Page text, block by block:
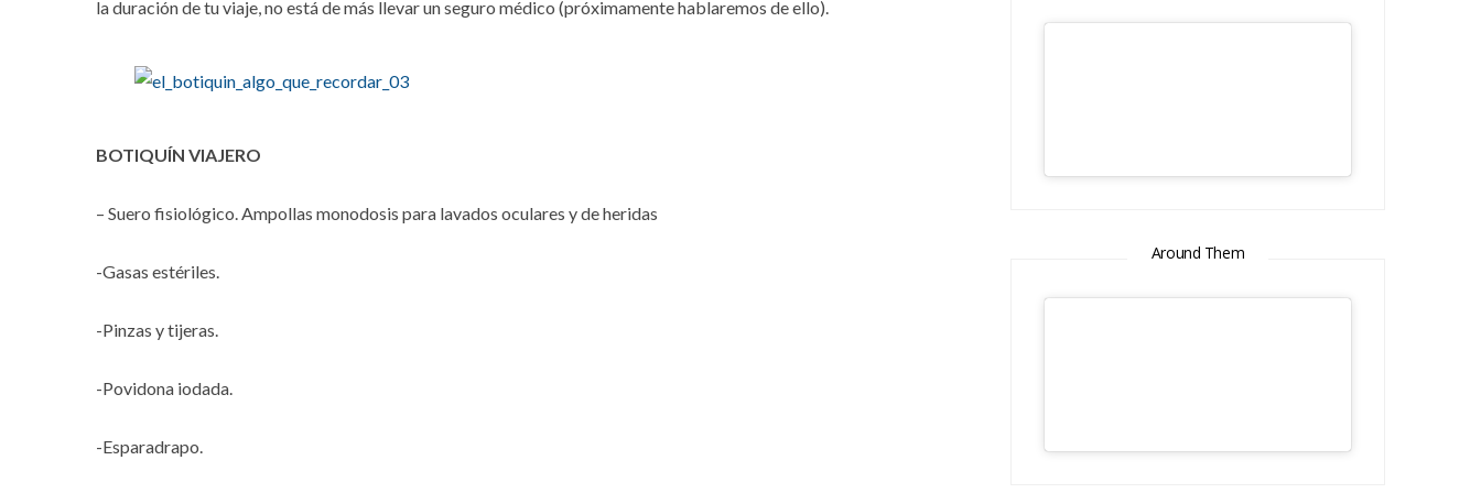
la duración de tu viaje, no está de más llevar un seguro médico (próximamente hablaremos de ello).
BOTIQUÍN VIAJERO
– Suero fisiológico. Ampollas monodosis para lavados oculares y de heridas
-Gasas estériles.
-Pinzas y tijeras.
-Povidona iodada.
-Esparadrapo.
Around Them